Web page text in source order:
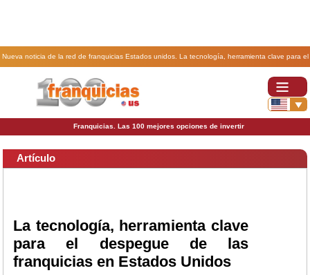
Nueva noticia de la red de franquicias Estados unidos. La tecnología, herramienta clave para el
despegue de las franquicias en Estados Unidos.
Franquicias. Las 100 mejores opciones de invertir
Artículo
La tecnología, herramienta clave
para el despegue de las
franquicias en Estados Unidos